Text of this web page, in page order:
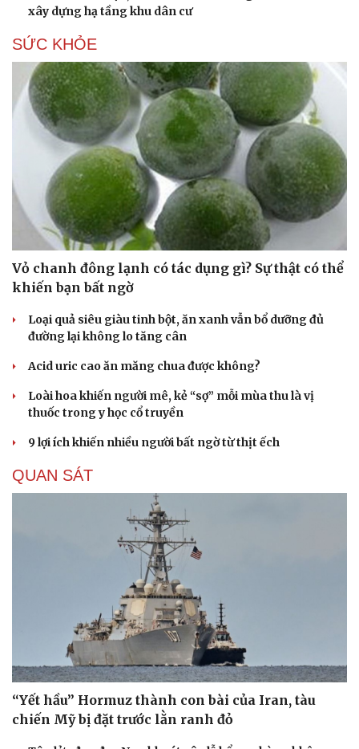
xây dựng hạ tầng khu dân cư
SỨC KHỎE
Vỏ chanh đông lạnh có tác dụng gì? Sự thật có thể
khiến bạn bất ngờ
Loại quả siêu giàu tinh bột, ăn xanh vẫn bổ dưỡng đủ
đường lại không lo tăng cân
Acid uric cao ăn măng chua được không?
Loài hoa khiến người mê, kẻ “sợ” mỗi mùa thu là vị
thuốc trong y học cổ truyền
9 lợi ích khiến nhiều người bất ngờ từ thịt ếch
QUAN SÁT
“Yết hầu” Hormuz thành con bài của Iran, tàu
chiến Mỹ bị đặt trước lằn ranh đỏ